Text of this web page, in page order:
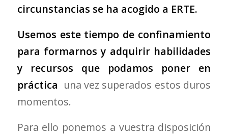
circunstancias se ha acogido a ERTE.
Usemos este tiempo de confinamiento
para formarnos y adquirir habilidades
y recursos que podamos poner en
práctica una vez superados estos duros
momentos.
Para ello ponemos a vuestra disposición